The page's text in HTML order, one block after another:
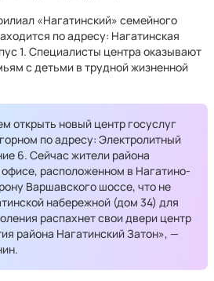
«Нагатинский» семейного
по адресу: Нагатинская
1. Специалисты центра оказывают
с детьми в трудной жизненной
открыть новый центр госуслуг
по адресу: Электролитный
6. Сейчас жители района
расположенном в Нагатино-
Варшавского шоссе, что не
набережной (дом 34) для
распахнет свои двери центр
района Нагатинский Затон», —